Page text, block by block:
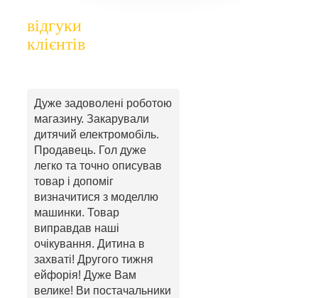
відгуки
клієнтів
Дуже задоволені роботою
магазину. Закарували
дитячий електромобіль.
Продавець. Гол дуже
легко та точно описував
товар і допоміг
визначитися з моделлю
машинки. Товар
виправдав наші
очікування. Дитина в
захваті! Другого тижня
ейфорія! Дуже Вам
велике! Ви постачальники